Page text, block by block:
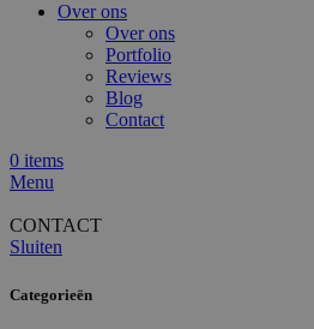
Over ons
Over ons
Portfolio
Reviews
Blog
Contact
0 items
Menu
CONTACT
Sluiten
Categorieën